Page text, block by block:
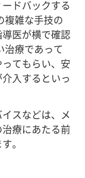
ドバックする
複雑な手技の
医が横で確認
治療であって
てもらい、安
入するといっ
スなどは、メ
療にあたる前
。